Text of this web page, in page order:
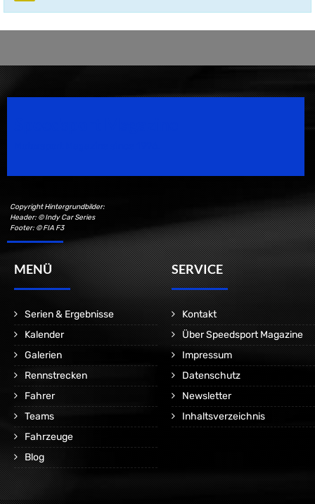
Copyright Hintergrundbilder:
Header: © Indy Car Series
Footer: © FIA F3
MENÜ
Serien & Ergebnisse
Kalender
Galerien
Rennstrecken
Fahrer
Teams
Fahrzeuge
Blog
SERVICE
Kontakt
Über Speedsport Magazine
Impressum
Datenschutz
Newsletter
Inhaltsverzeichnis